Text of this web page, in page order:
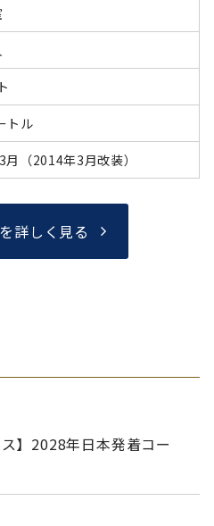
トル
（2014年3月改装）
詳しく見る
】2028年日本発着コー